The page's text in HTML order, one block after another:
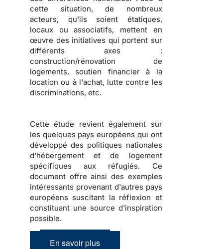
cette situation, de nombreux
acteurs, qu'ils soient étatiques,
locaux ou associatifs, mettent en
œuvre des initiatives qui portent sur
différents axes :
construction/rénovation de
logements, soutien financier à la
location ou à l'achat, lutte contre les
discriminations, etc.
Cette étude revient également sur
les quelques pays européens qui ont
développé des politiques nationales
d'hébergement et de logement
spécifiques aux réfugiés. Ce
document offre ainsi des exemples
intéressants provenant d'autres pays
européens suscitant la réflexion et
constituant une source d'inspiration
possible.
En savoir plus